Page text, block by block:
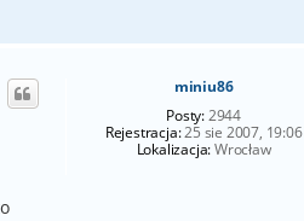
miniu86
Posty:2944
Rejestracja:25 sie 2007, 19:06
Lokalizacja:Wrocław